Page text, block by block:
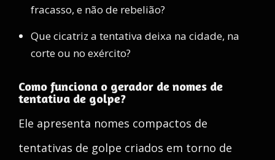
fracasso, e não de rebelião?
Que cicatriz a tentativa deixa na cidade, na
corte ou no exército?
Como funciona o gerador de nomes de
tentativa de golpe?
Ele apresenta nomes compactos de
tentativas de golpe criados em torno de